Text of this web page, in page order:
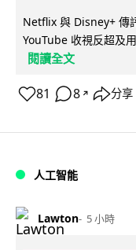
Netflix 與 Disney+ 傳
YouTube 收視反超及
閱讀全文
81 8 ↗ 分享
人工智能
Lawton 5 小時